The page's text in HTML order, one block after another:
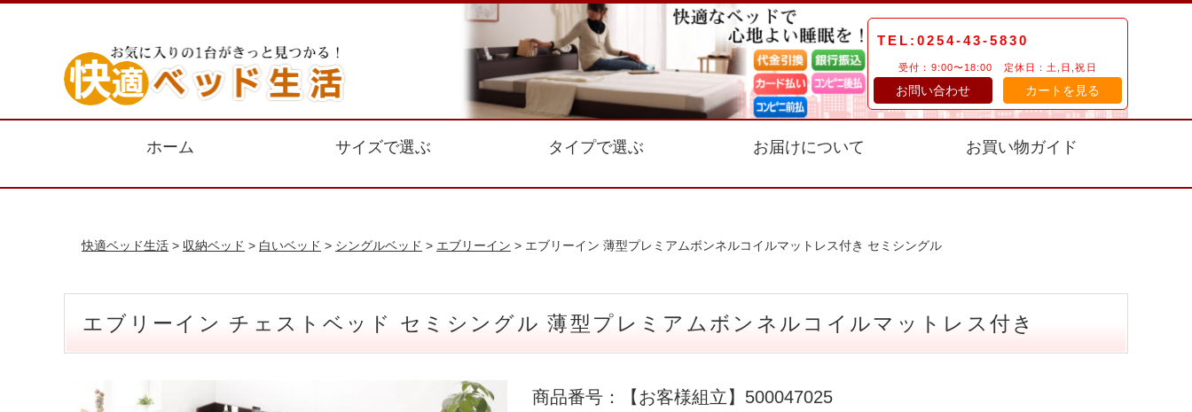
TEL:0254-43-5830
受付：9:00〜18:00 定休日：土,日,祝日
お問い合わせ カートを見る
ホーム サイズで選ぶ タイプで選ぶ お届けについて お買い物ガイド
快適ベッド生活 > 収納ベッド > 白いベッド > シングルベッド > エブリーイン > エブリーイン 薄型プレミアムボンネルコイルマットレス付き セミシングル
エブリーイン チェストベッド セミシングル 薄型プレミアムボンネルコイルマットレス付き
商品番号：【お客様組立】500047025